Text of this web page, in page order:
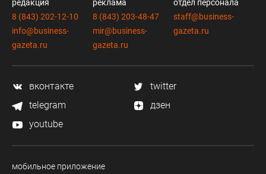
редакция
8 (843) 202-12-10
info@business-
gazeta.ru
реклама
8 (843) 203-48-47
mir@business-
gazeta.ru
отдел персонала
staff@business-
gazeta.ru
вконтакте
twitter
telegram
дзен
youtube
мобильное приложение